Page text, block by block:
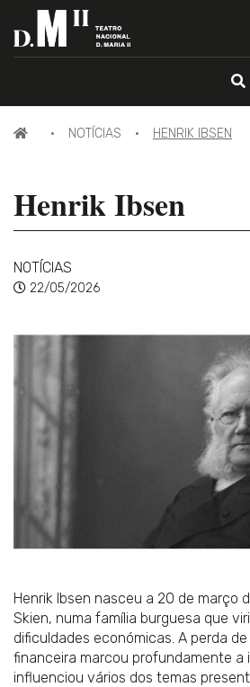
NOTÍCIAS HENRIK IBSEN
Henrik Ibsen
NOTÍCIAS
22/05/2026
Henrik Ibsen nasceu a 20 de março
Skien, numa família burguesa que
dificuldades económicas. A perda
financeira marcou profundamente a
influenciou vários dos temas